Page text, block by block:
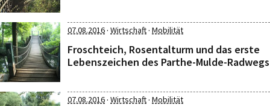
07.08.2016· Wirtschaft· Mobilität
Froschteich, Rosentalturm und das erste
Lebenszeichen des Parthe-Mulde-Radwegs
07.08.2016· Wirtschaft· Mobilität